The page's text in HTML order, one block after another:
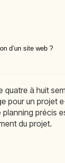
d’un site web ?
quatre à huit
pour un projet
précis
du projet.